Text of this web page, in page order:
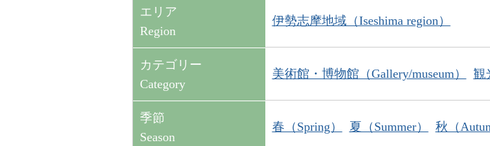
エリア
Region
伊勢志摩地域（Iseshima region）
カテゴリー
Category
美術館・博物館（Gallery/museum） 観
季節
Season
春（Spring） 夏（Summer） 秋（